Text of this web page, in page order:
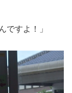
ですよ！」